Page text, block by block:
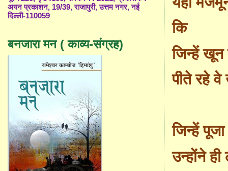
कि
जिन्हें खून
पीते रहे
जिन्हें पूजा
उन्होंने ही
अयन प्रकाशन, 19/39, राजापुरी, उत्तम नगर, नई
दिल्ली-110059
बनजारा मन ( काव्य-संग्रह)